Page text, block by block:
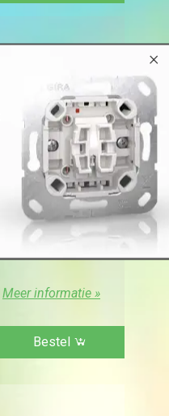
Bestel
Meer informatie »
Bestel
Meer informatie »
Bestel
×